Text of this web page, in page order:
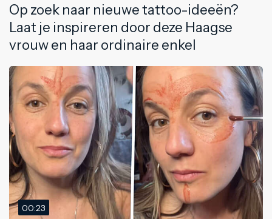
Op zoek naar nieuwe tattoo-ideeën?
Laat je inspireren door deze Haagse
vrouw en haar ordinaire enkel
00:23